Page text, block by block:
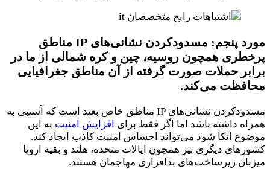
مورد پنجم:
مسدود‌کردن نشانی‌های IP مناطق
پرخطری همچون روسیه، چین و کره شمالی از ما در
برابر حملات صورت گرفته از آن مناطق جغرافیایی
محافظت می‌کند.
مسدودکردن نشانی‌های IP مناطق خاص بعید است که آسیبی به
همراه داشته باشد اما اگر فقط برای افزایش امنیت به این
موضوع اتکا شود می‌تواند احساس امنیت کاذب ایجاد کند.
کشورهای دیگری نیز همچون ایالات متحده، هلند و بقیه اروپا
میزبان زیرساخت‌های بدافزاری مهاجمان هستند.